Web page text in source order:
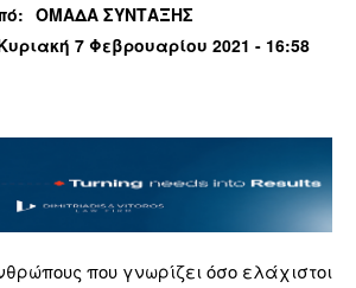
ΟΜΑΔΑ ΣΥΝΤΑΞΗΣ
7 Φεβρουαρίου 2021 - 16:58
που γνωρίζει όσο ελάχιστοι